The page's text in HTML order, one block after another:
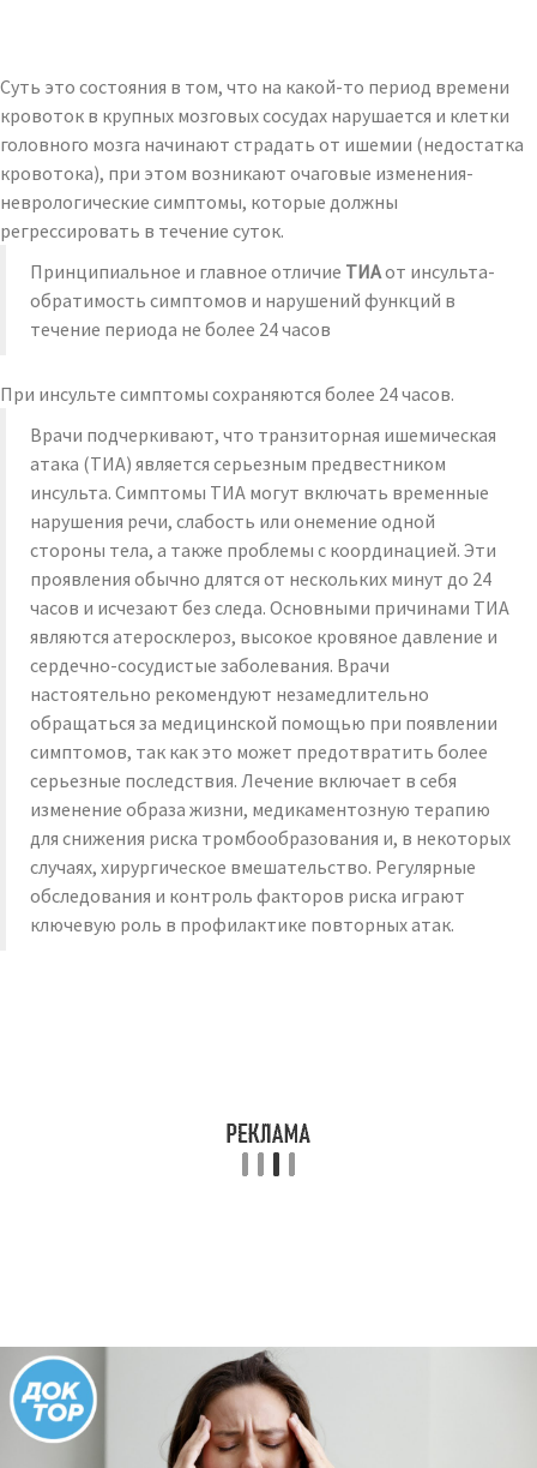
Суть это состояния в том, что на какой-то период времени
кровоток в крупных мозговых сосудах нарушается и клетки
головного мозга начинают страдать от ишемии (недостатка
кровотока), при этом возникают очаговые изменения-
неврологические симптомы, которые должны
регрессировать в течение суток.
Принципиальное и главное отличие ТИАот инсульта-
обратимость симптомов и нарушений функций в
течение периода не более 24 часов
При инсульте симптомы сохраняются более 24 часов.
Врачи подчеркивают, что транзиторная ишемическая
атака (ТИА) является серьезным предвестником
инсульта. Симптомы ТИА могут включать временные
нарушения речи, слабость или онемение одной
стороны тела, а также проблемы с координацией. Эти
проявления обычно длятся от нескольких минут до 24
часов и исчезают без следа. Основными причинами ТИА
являются атеросклероз, высокое кровяное давление и
сердечно-сосудистые заболевания. Врачи
настоятельно рекомендуют незамедлительно
обращаться за медицинской помощью при появлении
симптомов, так как это может предотвратить более
серьезные последствия. Лечение включает в себя
изменение образа жизни, медикаментозную терапию
для снижения риска тромбообразования и, в некоторых
случаях, хирургическое вмешательство. Регулярные
обследования и контроль факторов риска играют
ключевую роль в профилактике повторных атак.